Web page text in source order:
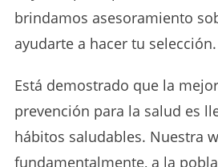
brindamos asesoramiento
ayudarte a hacer tu selección.
Está demostrado que la
prevención para la salud es
hábitos saludables. Nuestra
fundamentalmente, a la